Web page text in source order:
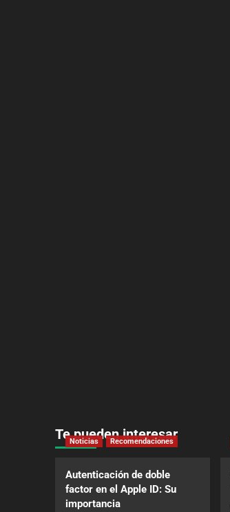
Te pueden interesar
Noticias Recomendaciones
Autenticación de doble
factor en el Apple ID: Su
importancia